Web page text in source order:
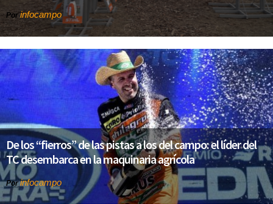
Porinfocampo
De los “fierros” de las pistas a los del campo: el líder del
TC desembarca en la maquinaria agrícola
Porinfocampo